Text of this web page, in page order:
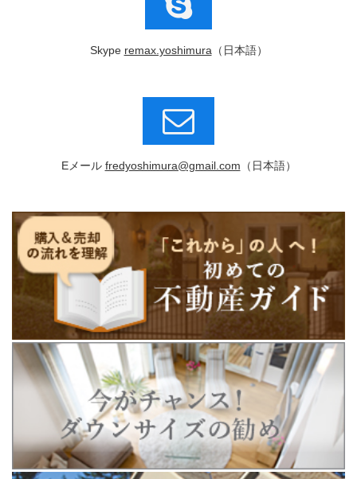
Skype remax.yoshimura （日本語）
Eメール fredyoshimura@gmail.com （日本語）